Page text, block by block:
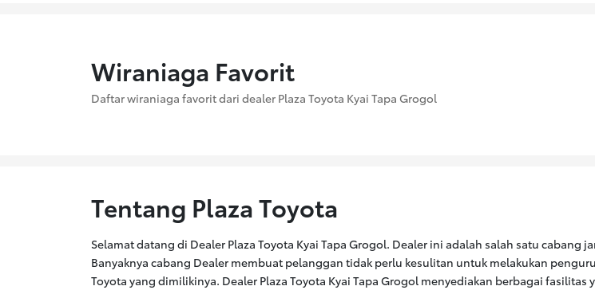
Wiraniaga Favorit
Daftar wiraniaga favorit dari dealer Plaza Toyota Kyai Tapa Grogol
Tentang Plaza Toyota
Selamat datang di Dealer Plaza Toyota Kyai Tapa Grogol. Dealer ini adalah salah satu cabang
Banyaknya cabang Dealer membuat pelanggan tidak perlu kesulitan untuk melakukan
Toyota yang dimilikinya. Dealer Plaza Toyota Kyai Tapa Grogol menyediakan berbagai